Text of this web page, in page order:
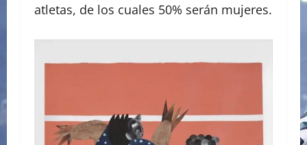
atletas, de los cuales 50% serán mujeres.